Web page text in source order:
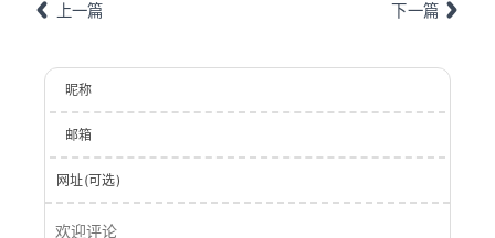
上一篇 下一篇
昵称
邮箱
网址(可选)